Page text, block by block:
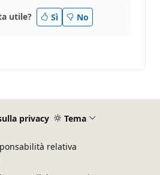
utile? Sì No
privacy Tema
relativa